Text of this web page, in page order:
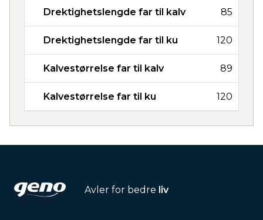
Drektighetslengde far til kalv 85
Drektighetslengde far til ku 120
Kalvestørrelse far til kalv 89
Kalvestørrelse far til ku 120
Avler for bedre liv